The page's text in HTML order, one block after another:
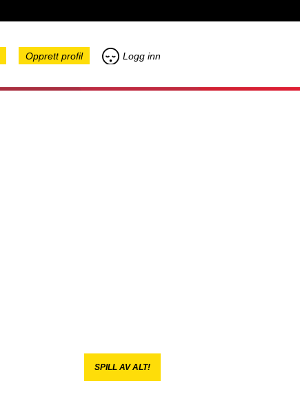
Opprett profil Logg inn
SPILL AV ALT!